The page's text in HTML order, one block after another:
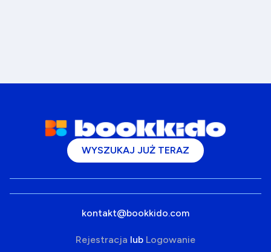
WYSZUKAJ JUŻ TERAZ
kontakt@bookkido.com
Rejestracja lub Logowanie